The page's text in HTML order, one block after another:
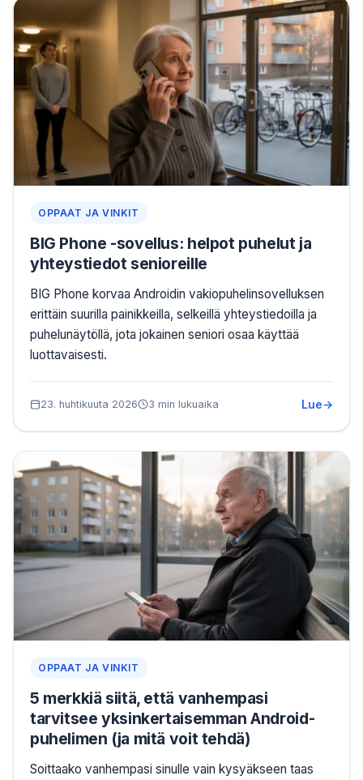
OPPAAT JA VINKIT
BIG Phone -sovellus: helpot puhelut ja
yhteystiedot senioreille
BIG Phone korvaa Androidin vakiopuhelinsovelluksen
erittäin suurilla painikkeilla, selkeillä yhteystiedoilla ja
puhelunäytöllä, jota jokainen seniori osaa käyttää
luottavaisesti.
23. huhtikuuta 2026 3 min lukuaika Lue
OPPAAT JA VINKIT
5 merkkiä siitä, että vanhempasi
tarvitsee yksinkertaisemman Android-
puhelimen (ja mitä voit tehdä)
Soittaako vanhempasi sinulle vain kysyäkseen taas